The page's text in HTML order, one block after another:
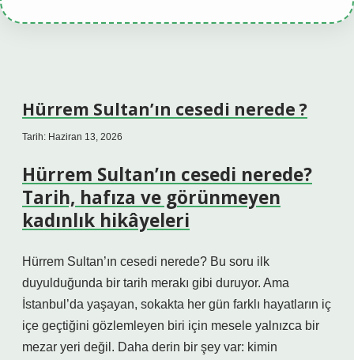
Hürrem Sultan’ın cesedi nerede ?
Tarih: Haziran 13, 2026
Hürrem Sultan’ın cesedi nerede?
Tarih, hafıza ve görünmeyen
kadınlık hikâyeleri
Hürrem Sultan’ın cesedi nerede? Bu soru ilk
duyulduğunda bir tarih merakı gibi duruyor. Ama
İstanbul’da yaşayan, sokakta her gün farklı hayatların iç
içe geçtiğini gözlemleyen biri için mesele yalnızca bir
mezar yeri değil. Daha derin bir şey var: kimin